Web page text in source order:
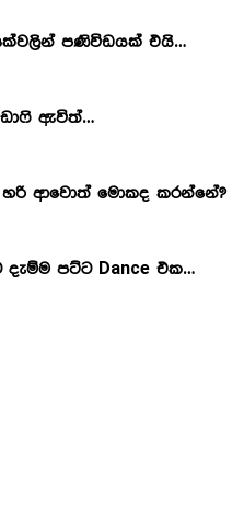
පණිවිඩයක් එයි…
ඇවිත්…
ආවොත් මොකද කරන්නේ?
දැම්ම පට්ට Dance එක…